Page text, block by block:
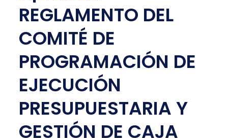
REGLAMENTO DEL
COMITÉ DE
PROGRAMACIÓN DE
EJECUCIÓN
PRESUPUESTARIA Y
GESTIÓN DE CAJA